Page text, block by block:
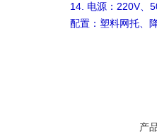
14. 电源： 220V、
配置：塑料网托、
产